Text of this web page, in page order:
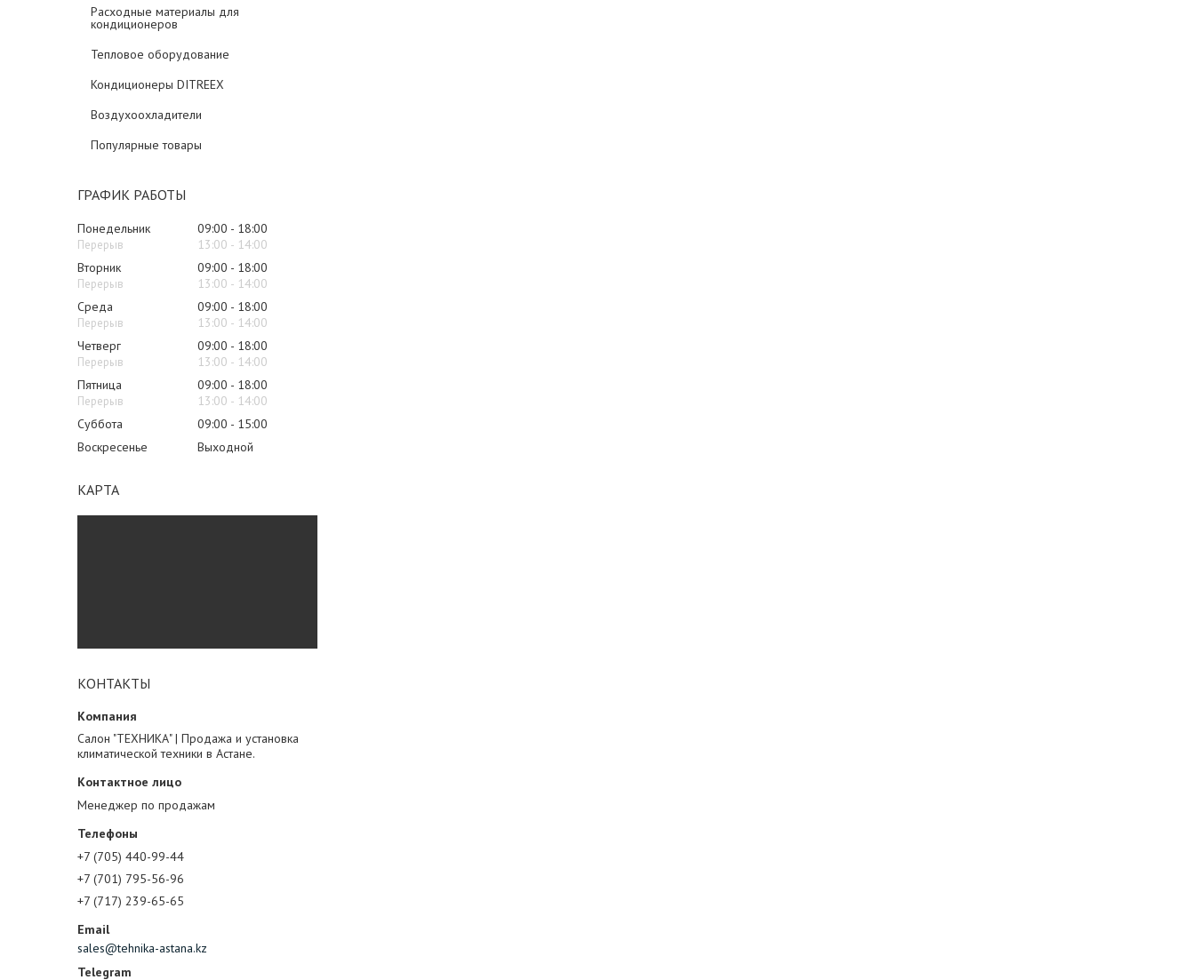
Расходные материалы для
кондиционеров
Тепловое оборудование
Кондиционеры DITREEX
Воздухоохладители
Популярные товары
ГРАФИК РАБОТЫ
Понедельник 09:00
18:00
13:00
14:00
Вторник
09:00
18:00
13:00
14:00
Среда
09:00
18:00
13:00
14:00
Четверг
09:00
18:00
13:00
14:00
Пятница
09:00
18:00
13:00
14:00
Суббота
09:00
15:00
Воскресенье
Выходной
КАРТА
КОНТАКТЫ
Салон "ТЕХНИКА" | Продажа и установка
климатической техники в Астане.
Менеджер по продажам
+7 (705) 440-99-44
+7 (701) 795-56-96
+7 (717) 239-65-65
sales@tehnika-astana.kz